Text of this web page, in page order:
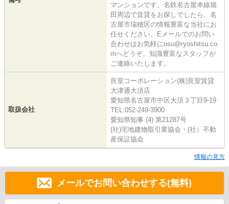
マンションです。名鉄名古屋本線堀
田周辺で賃貸をお探しでしたら、名
古屋市瑞穂区の情報豊富な当社にお
任せください。Eメールでのお問い
合わせはお気軽にosu@ryoshitsu.co
mへどうぞ。知識豊富なスタッフが
ご連絡いたします。
取扱会社
良室コーポレーション(株)良室賃貸
大津通大須店
愛知県名古屋市中区大須３丁目9-19
TEL:052-249-3900
愛知県知事 (4) 第21287号
(社)宅地建物取引業協会・(社）不動
産保証協会
情報の見方
メールでお問い合わせする(無料)